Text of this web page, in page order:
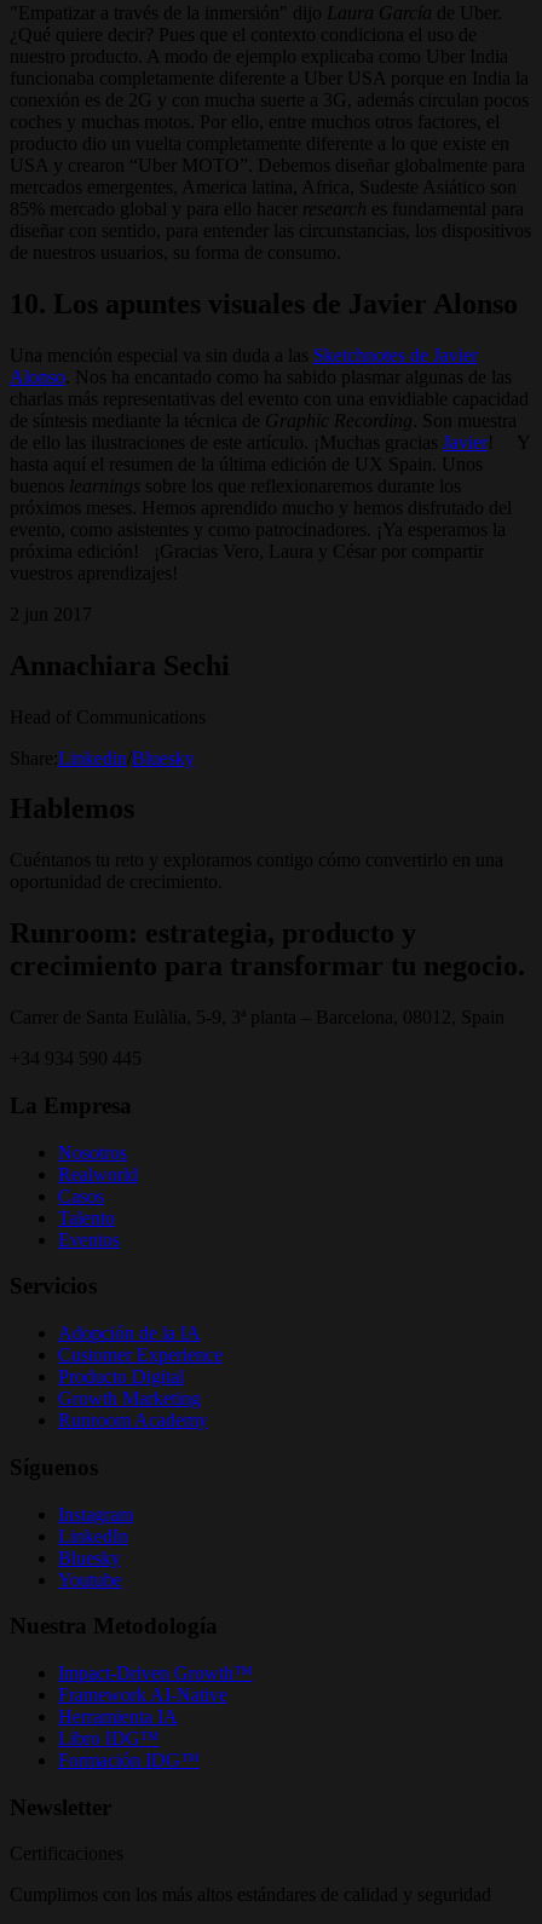
"Empatizar a través de la inmersión" dijo Laura García de Uber.
¿Qué quiere decir? Pues que el contexto condiciona el uso de
nuestro producto. A modo de ejemplo explicaba como Uber India
funcionaba completamente diferente a Uber USA porque en India la
conexión es de 2G y con mucha suerte a 3G, además circulan pocos
coches y muchas motos. Por ello, entre muchos otros factores, el
producto dio un vuelta completamente diferente a lo que existe en
USA y crearon “Uber MOTO”. Debemos diseñar globalmente para
mercados emergentes, America latina, Africa, Sudeste Asiático son
85% mercado global y para ello hacer research es fundamental para
diseñar con sentido, para entender las circunstancias, los dispositivos
de nuestros usuarios, su forma de consumo.
10. Los apuntes visuales de Javier Alonso
Una mención especial va sin duda a las Sketchnotes de Javier
Alonso . Nos ha encantado como ha sabido plasmar algunas de las
charlas más representativas del evento con una envidiable capacidad
de síntesis mediante la técnica de Graphic Recording . Son muestra
de ello las ilustraciones de este artículo. ¡Muchas gracias Javier! Y
hasta aquí el resumen de la última edición de UX Spain. Unos
buenos learnings sobre los que reflexionaremos durante los
próximos meses. Hemos aprendido mucho y hemos disfrutado del
evento, como asistentes y como patrocinadores. ¡Ya esperamos la
próxima edición! ¡Gracias Vero, Laura y César por compartir
vuestros aprendizajes!
2 jun 2017
Annachiara Sechi
Head of Communications
Share: Linkedin Bluesky
Hablemos
Cuéntanos tu reto y exploramos contigo cómo convertirlo en una
oportunidad de crecimiento.
Runroom: estrategia, producto y
crecimiento para transformar tu negocio.
Carrer de Santa Eulàlia, 5-9, 3ª planta – Barcelona, 08012, Spain
+34 934 590 445
La Empresa
Nosotros
Realworld
Casos
Talento
Eventos
Servicios
Adopción de la IA
Customer Experience
Producto Digital
Growth Marketing
Runroom Academy
Síguenos
Instagram
LinkedIn
Bluesky
Youtube
Nuestra Metodología
Impact-Driven Growth™
Framework AI-Native
Herramienta IA
Libro IDG™
Formación IDG™
Newsletter
Certificaciones
Cumplimos con los más altos estándares de calidad y seguridad